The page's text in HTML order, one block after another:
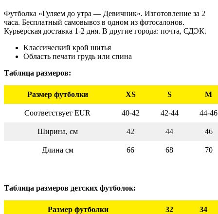
Футболка «Гуляем до утра — Девичник». Изготовление за 2
часа. Бесплатный самовывоз в одном из фотосалонов.
Курьерская доставка 1-2 дня. В другие города: почта, СДЭК.
Классический крой шитья
Область печати грудь или спина
Таблица размеров:
Размер футболки XS S M
Соответствует EUR 40-42 42-44 44-46
Ширина, см 42 44 46
Длина см 66 68 70
Таблица размеров детских футболок:
Размер футболки 32 34